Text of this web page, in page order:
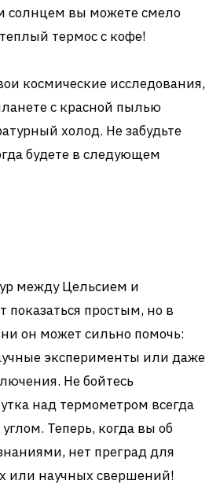
солнцем вы можете смело
термос с кофе!
космические исследования,
с красной пылью
холод. Не забудьте
будете в следующем
между Цельсием и
простым, но в
он может сильно помочь:
эксперименты или даже
Не бойтесь
над термометром всегда
Теперь, когда вы об
нет преград для
или научных свершений!